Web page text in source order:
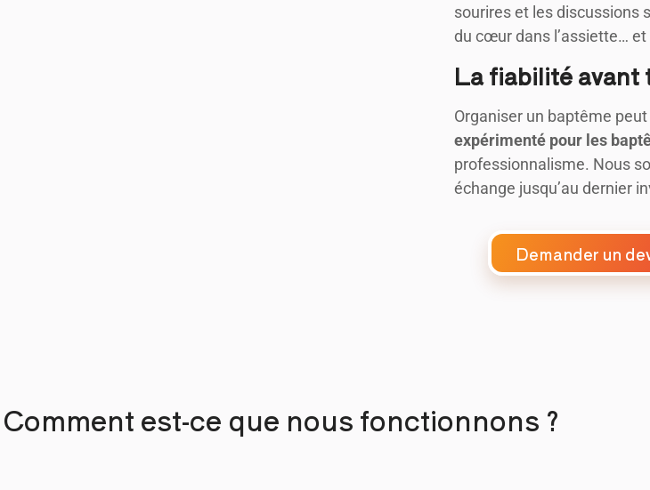
sourires et les discussions
du cœur dans l’assiette… et
La fiabilité avant
Organiser un baptême
expérimenté pour les
professionnalisme. Nous
échange jusqu’au dernier
Demander un
Comment est-ce que nous fonctionnons ?